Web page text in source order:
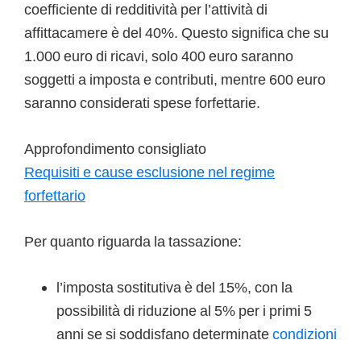
coefficiente di redditività per l’attività di
affittacamere è del 40%. Questo significa che su
1.000 euro di ricavi, solo 400 euro saranno
soggetti a imposta e contributi, mentre 600 euro
saranno considerati spese forfettarie.
Approfondimento consigliato
Requisiti e cause esclusione nel regime
forfettario
Per quanto riguarda la tassazione:
l’imposta sostitutiva è del 15%, con la
possibilità di riduzione al 5% per i primi 5
anni se si soddisfano determinatecondizioni